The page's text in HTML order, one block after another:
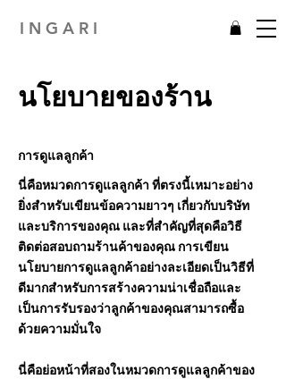
I N G A R I
นโยบายของร้าน
การดูแลลูกค้า
นี่คือหมวดการดูแลลูกค้า ที่ตรงนี้เหมาะอย่าง
ยิ่งสำหรับเขียนข้อความยาวๆ เกี่ยวกับบริษัท
และบริการของคุณ และที่สำคัญที่สุดคือวิธี
ติดต่อสอบถามร้านค้าของคุณ การเขียน
นโยบายการดูแลลูกค้าอย่างละเอียดเป็นวิธีที่
ดีมากสำหรับการสร้างความน่าเชื่อถือและ
เป็นการรับรองว่าลูกค้าของคุณสามารถซื้อ
ด้วยความมั่นใจ
นี่คือย่อหน้าที่สองในหมวดการดูแลลูกค้าของ